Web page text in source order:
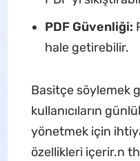
PDF Güvenliği:
hale getirebilir.
Basitçe söylemek
kullanıcıların
yönetmek için
özellikleri içerir.n